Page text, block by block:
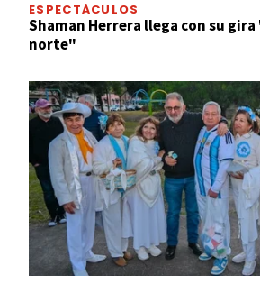
ESPECTÁCULOS
Shaman Herrera llega con su
norte"